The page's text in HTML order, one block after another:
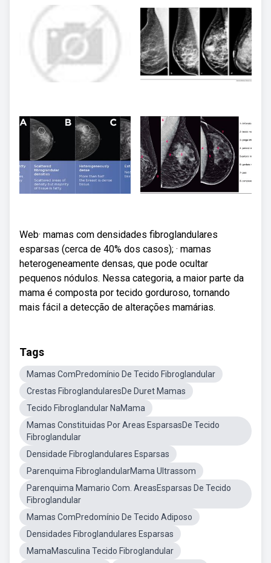
Web· mamas com densidades fibroglandulares
esparsas (cerca de 40% dos casos); · mamas
heterogeneamente densas, que pode ocultar
pequenos nódulos. Nessa categoria, a maior parte da
mama é composta por tecido gorduroso, tornando
mais fácil a detecção de alterações mamárias.
Tags
Mamas ComPredomínio De Tecido Fibroglandular
Crestas FibroglandularesDe Duret Mamas
Tecido Fibroglandular NaMama
Mamas Constituidas Por Areas EsparsasDe Tecido
Fibroglandular
Densidade Fibroglandulares Esparsas
Parenquima FibroglandularMama Ultrassom
Parenquima Mamario Com. AreasEsparsas De Tecido
Fibroglandular
Mamas ComPredomínio De Tecido Adiposo
Densidades Fibroglandulares Esparsas
MamaMasculina Tecido Fibroglandular